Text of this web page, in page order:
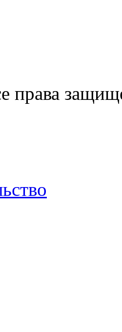
права